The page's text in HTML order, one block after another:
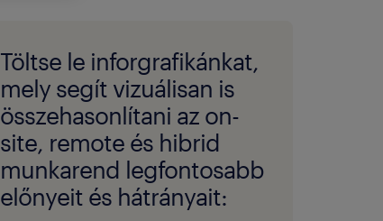
Töltse le inforgrafikánkat,
mely segít vizuálisan is
összehasonlítani az on-
site, remote és hibrid
munkarend legfontosabb
előnyeit és hátrányait: